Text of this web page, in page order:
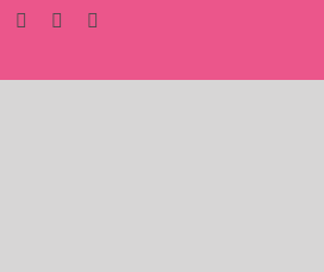
FacebookInstagram